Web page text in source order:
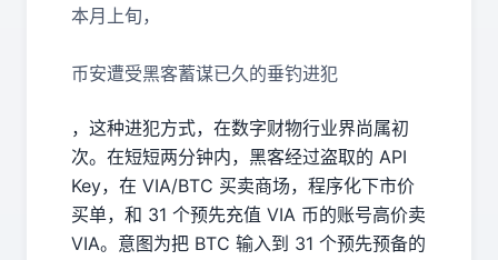
本月上旬，
币安遭受黑客蓄谋已久的垂钓进犯
，这种进犯方式，在数字财物行业界尚属初
次。在短短两分钟内，黑客经过盗取的 API
Key，在 VIA/BTC 买卖商场，程序化下市价
买单，和 31 个预先充值 VIA 币的账号高价卖
VIA。意图为把 BTC 输入到 31 个预先预备的